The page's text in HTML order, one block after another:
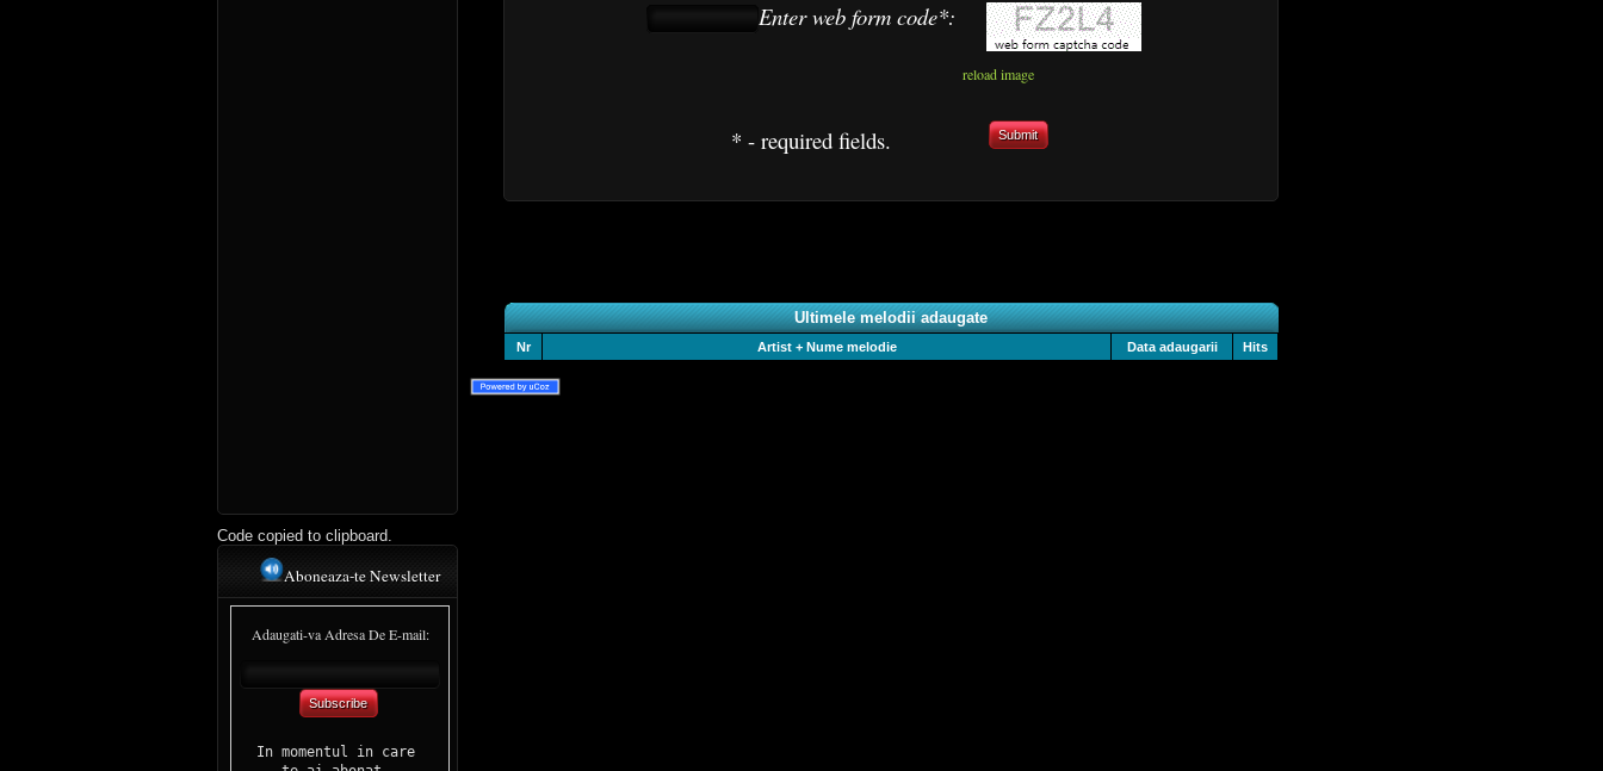
Code copied to clipboard.
Aboneaza-te Newsletter
Adaugati-va Adresa De E-mail:
Subscribe
In momentul in care
Enter web form code*:
reload image
* - required fields. Submit
Ultimele melodii adaugate
Nr Artist + Nume melodie Data adaugarii Hits